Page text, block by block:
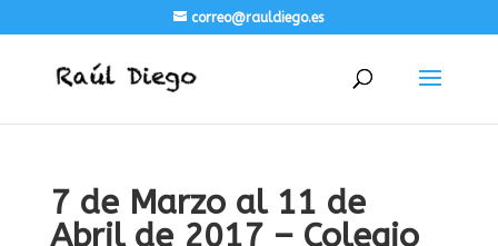
correo@rauldiego.es
7 de Marzo al 11 de
Abril de 2017 – Colegio